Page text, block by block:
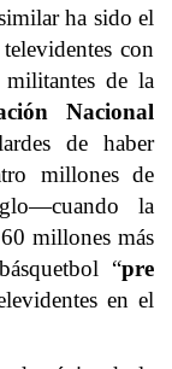
ha sido el
con
de la
Nacional
de haber
millones de
la
millones más
“pre
en el